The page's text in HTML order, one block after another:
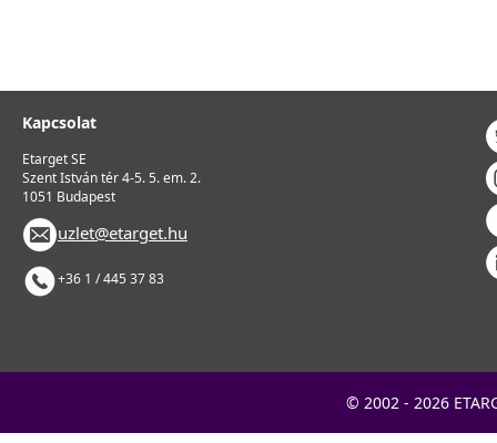
Kapcsolat
Etarget SE
Szent István tér 4-5. 5. em. 2.
1051 Budapest
uzlet@etarget.hu
+36 1 / 445 37 83
© 2002 - 2026